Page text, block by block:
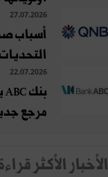
27.07.2026
أسباب
22.07.2026
مرجع
الأخبار الأكثر